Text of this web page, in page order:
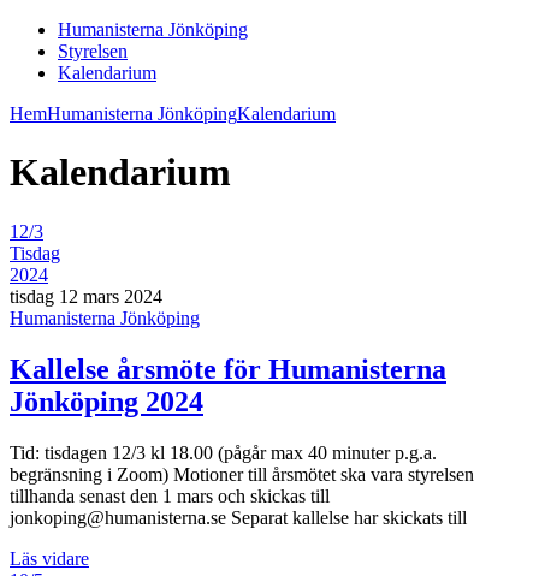
Humanisterna Jönköping
Styrelsen
Kalendarium
HemHumanisterna JönköpingKalendarium
Kalendarium
12/3
Tisdag
2024
tisdag 12 mars 2024
Humanisterna Jönköping
Kallelse årsmöte för Humanisterna
Jönköping 2024
Tid: tisdagen 12/3 kl 18.00 (pågår max 40 minuter p.g.a.
begränsning i Zoom) Motioner till årsmötet ska vara styrelsen
tillhanda senast den 1 mars och skickas till
jonkoping@humanisterna.se Separat kallelse har skickats till
Läs vidare